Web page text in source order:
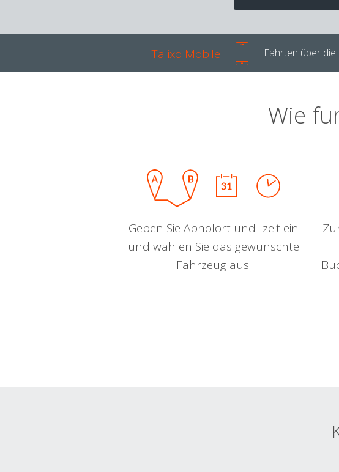
Talixo Mobile Fahrten über
Wie
Geben Sie Abholort und -zeit ein
und wählen Sie das gewünschte
Fahrzeug aus.